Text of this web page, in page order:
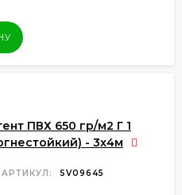
ПВХ 650 гр/м2 Г 1
- 3x4м
АРТИКУЛ: SV09645